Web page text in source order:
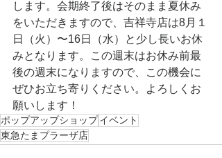
します。会期終了後はそのまま夏休み
をいただきますので、吉祥寺店は8月１
日（火）〜16日（水）と少し長いお休
みとなります。この週末はお休み前最
後の週末になりますので、この機会に
ぜひお立ち寄りください。よろしくお
願いします！
ポップアップショップイベント
東急たまプラーザ店